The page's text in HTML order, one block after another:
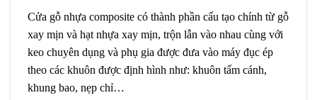
Cửa gỗ nhựa composite có thành phần cấu tạo chính từ gỗ
xay mịn và hạt nhựa xay mịn, trộn lẫn vào nhau cùng với
keo chuyên dụng và phụ gia được đưa vào máy đục ép
theo các khuôn được định hình như: khuôn tấm cánh,
khung bao, nẹp chỉ…